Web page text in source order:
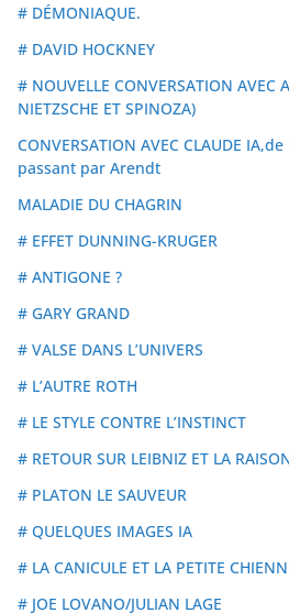
# DÉMONIAQUE.
# DAVID HOCKNEY
# NOUVELLE CONVERSATION AVEC
NIETZSCHE ET SPINOZA)
CONVERSATION AVEC CLAUDE
passant par Arendt
MALADIE DU CHAGRIN
# EFFET DUNNING-KRUGER
# ANTIGONE ?
# GARY GRAND
# VALSE DANS L’UNIVERS
# L’AUTRE ROTH
# LE STYLE CONTRE L’INSTINCT
# RETOUR SUR LEIBNIZ ET LA
# PLATON LE SAUVEUR
# QUELQUES IMAGES IA
# LA CANICULE ET LA PETITE
# JOE LOVANO/JULIAN LAGE